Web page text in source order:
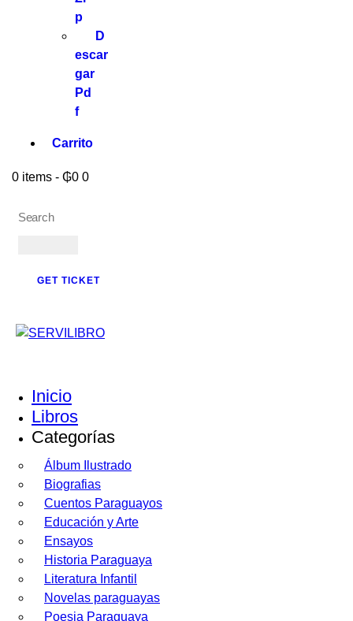
p
D
escar
gar
Pd
f
Carrito
0 items - ₲0 0
GET TICKET
Inicio
Libros
Categorías
Álbum Ilustrado
Biografias
Cuentos Paraguayos
Educación y Arte
Ensayos
Historia Paraguaya
Literatura Infantil
Novelas paraguayas
Poesia Paraguaya